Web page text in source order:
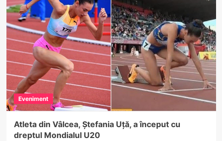
Eveniment
Atleta din Vâlcea, Ștefania Uță, a început cu
dreptul Mondialul U20